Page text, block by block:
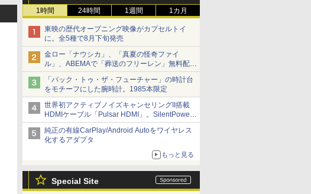
1時間 24時間 1週間 1カ月
東映の歴代オープニング映像がカプセルトイ
に。全5種で8月下旬発売
金ロー「ナウシカ」、「真夏の怪奇ファイ
ル」、ABEMAで「葬送のフリーレン」無料配信
など。夏の特番・配信情報
「バック・トゥ・ザ・フューチャー」の時計台
をモチーフにした腕時計。1985本限定
世界初アクティブノイズキャンセリングII搭載
HDMIケーブル「Pulsar HDMI」。SilentPower
から
純正の有線CarPlay/Android Autoをワイヤレス
化するアダプタ
もっと見る
Special Site